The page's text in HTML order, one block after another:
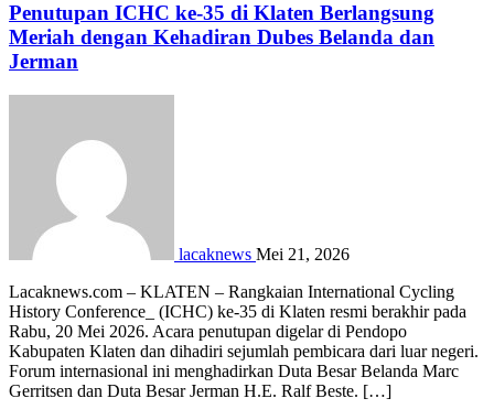
Penutupan ICHC ke-35 di Klaten Berlangsung
Meriah dengan Kehadiran Dubes Belanda dan
Jerman
lacaknews Mei 21, 2026
Lacaknews.com – KLATEN – Rangkaian International Cycling
History Conference_ (ICHC) ke-35 di Klaten resmi berakhir pada
Rabu, 20 Mei 2026. Acara penutupan digelar di Pendopo
Kabupaten Klaten dan dihadiri sejumlah pembicara dari luar negeri.
Forum internasional ini menghadirkan Duta Besar Belanda Marc
Gerritsen dan Duta Besar Jerman H.E. Ralf Beste. […]